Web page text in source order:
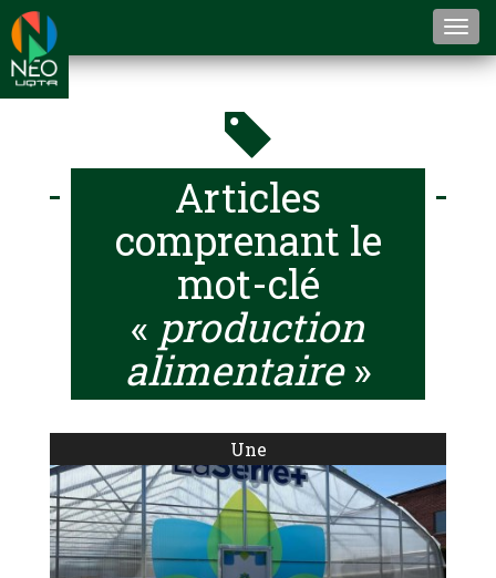
Articles
comprenant le
mot-clé
« production
alimentaire»
Une